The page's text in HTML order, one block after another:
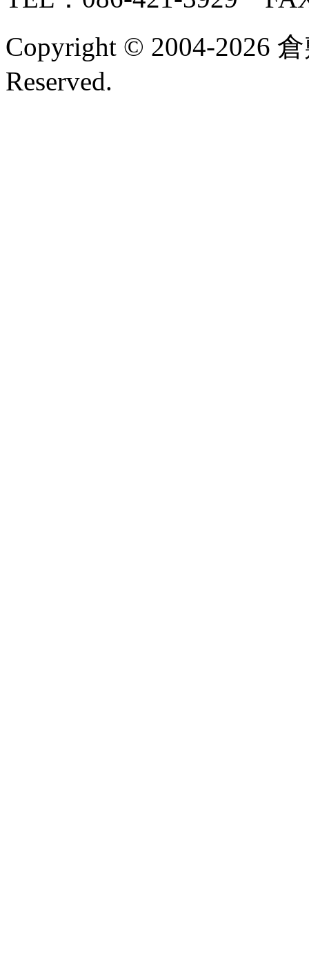
Copyright © 2004-2026
Reserved.